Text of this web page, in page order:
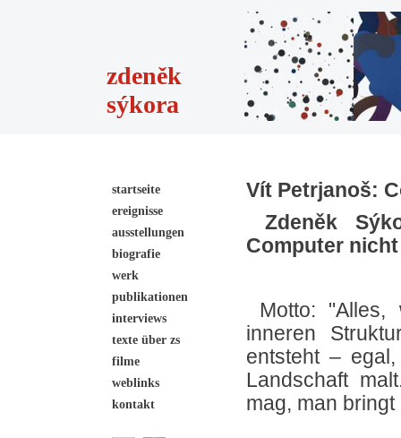
zdeněk
sýkora
startseite
ereignisse
ausstellungen
biografie
werk
publikationen
interviews
texte über zs
filme
weblinks
kontakt
Vít Petrjanoš:
Zdeněk
Computer nicht
Motto:
inneren
entsteht –
Landschaft
mag, man